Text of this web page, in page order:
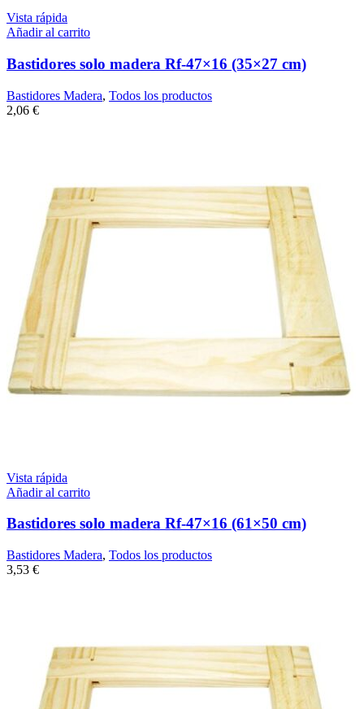
Vista rápida
Añadir al carrito
Bastidores solo madera Rf-47×16 (35×27 cm)
Bastidores Madera, Todos los productos
2,06 €
Vista rápida
Añadir al carrito
Bastidores solo madera Rf-47×16 (61×50 cm)
Bastidores Madera, Todos los productos
3,53 €